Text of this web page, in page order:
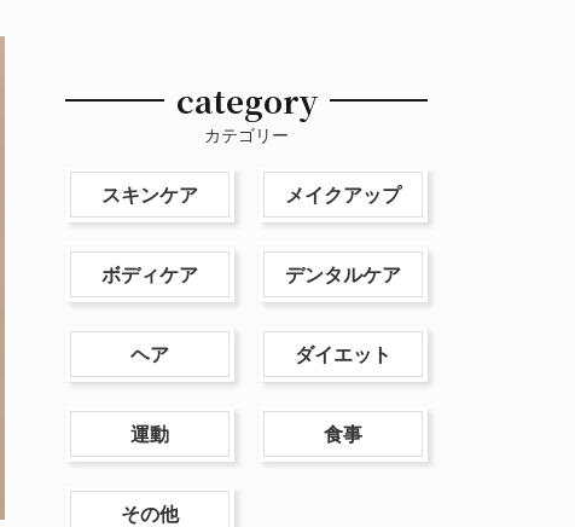
category
カテゴリー
スキンケア メイクアップ
ボディケア デンタルケア
ヘア ダイエット
運動 食事
その他